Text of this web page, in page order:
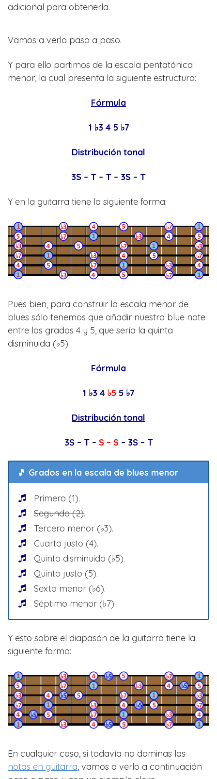
adicional para obtenerla.
Vamos a verlo paso a paso.
Y para ello partimos de la escala pentatónica
menor, la cual presenta la siguiente estructura:
Fórmula
1 ♭3 4 5 ♭7
Distribución tonal
3S – T – T – 3S – T
Y en la guitarra tiene la siguiente forma:
Pues bien, para construir la escala menor de
blues sólo tenemos que añadir nuestra blue note
entre los grados 4 y 5, que sería la quinta
disminuida (♭5).
Fórmula
1 ♭3 4 ♭5 5 ♭7
Distribución tonal
3S – T – S – S– 3S – T
🎵 Grados en la escala de blues menor
Primero (1).
Segundo (2).
Tercero menor (♭3).
Cuarto justo (4).
Quinto disminuido (♭5).
Quinto justo (5).
Sexto menor (♭6).
Séptimo menor (♭7).
Y esto sobre el diapasón de la guitarra tiene la
siguiente forma:
En cualquier caso, si todavía no dominas las
notas en guitarra, vamos a verlo a continuación